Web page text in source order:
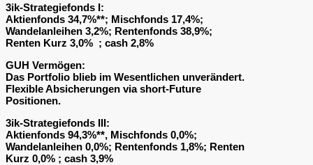
3ik-Strategiefonds I:
Aktienfonds 34,7%**; Mischfonds 17,4%;
Wandelanleihen 3,2%; Rentenfonds 38,9%;
Renten Kurz 3,0% ; cash 2,8%
GUH Vermögen:
Das Portfolio blieb im Wesentlichen unverändert.
Flexible Absicherungen via short-Future
Positionen.
3ik-Strategiefonds III:
Aktienfonds 94,3%**, Mischfonds 0,0%;
Wandelanleihen 0,0%; Rentenfonds 1,8%; Renten
Kurz 0,0% ; cash 3,9%